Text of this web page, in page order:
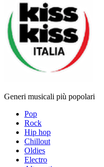
Generi musicali più popolari
Pop
Rock
Hip hop
Chillout
Oldies
Electro